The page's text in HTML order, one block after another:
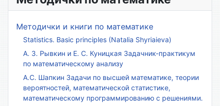
Методички и книги по математике
Statistics. Basic principles (Natalia Shyriaieva)
А. З. Рывкин и Е. С. Куницкая Задачник-практикум
по математическому анализу
А.С. Шапкин Задачи по высшей математике, теории
вероятностей, математической статистике,
математическому программированию с решениями.